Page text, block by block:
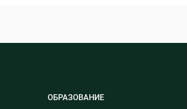
Б1.О.02 Проф. ин. яз. (ФЯ)
Б1.О.09 Финансовый анализ
ОБРАЗОВАНИЕ